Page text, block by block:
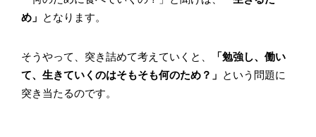
め」 となります。
そうやって、突き詰めて考えていくと、
「勉強し、働い
て、生きていくのはそもそも何のため？」 という問題に
突き当たるのです。